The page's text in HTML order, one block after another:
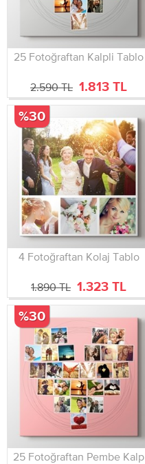
25 Fotoğraftan Kalpli Tablo
2.590 TL 1.813 TL
4 Fotoğraftan Kolaj Tablo
1.890 TL 1.323 TL
%30
25 Fotoğraftan Pembe Kalp
%30